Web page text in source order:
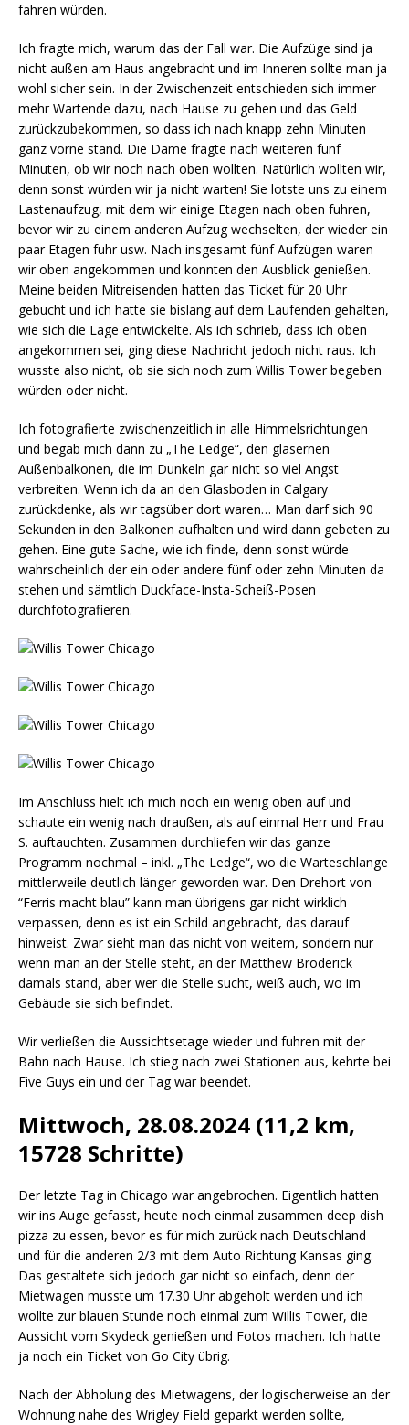
fahren würden.
Ich fragte mich, warum das der Fall war. Die Aufzüge sind ja
nicht außen am Haus angebracht und im Inneren sollte man ja
wohl sicher sein. In der Zwischenzeit entschieden sich immer
mehr Wartende dazu, nach Hause zu gehen und das Geld
zurückzubekommen, so dass ich nach knapp zehn Minuten
ganz vorne stand. Die Dame fragte nach weiteren fünf
Minuten, ob wir noch nach oben wollten. Natürlich wollten wir,
denn sonst würden wir ja nicht warten! Sie lotste uns zu einem
Lastenaufzug, mit dem wir einige Etagen nach oben fuhren,
bevor wir zu einem anderen Aufzug wechselten, der wieder ein
paar Etagen fuhr usw. Nach insgesamt fünf Aufzügen waren
wir oben angekommen und konnten den Ausblick genießen.
Meine beiden Mitreisenden hatten das Ticket für 20 Uhr
gebucht und ich hatte sie bislang auf dem Laufenden gehalten,
wie sich die Lage entwickelte. Als ich schrieb, dass ich oben
angekommen sei, ging diese Nachricht jedoch nicht raus. Ich
wusste also nicht, ob sie sich noch zum Willis Tower begeben
würden oder nicht.
Ich fotografierte zwischenzeitlich in alle Himmelsrichtungen
und begab mich dann zu „The Ledge“, den gläsernen
Außenbalkonen, die im Dunkeln gar nicht so viel Angst
verbreiten. Wenn ich da an den Glasboden in Calgary
zurückdenke, als wir tagsüber dort waren… Man darf sich 90
Sekunden in den Balkonen aufhalten und wird dann gebeten zu
gehen. Eine gute Sache, wie ich finde, denn sonst würde
wahrscheinlich der ein oder andere fünf oder zehn Minuten da
stehen und sämtlich Duckface-Insta-Scheiß-Posen
durchfotografieren.
Im Anschluss hielt ich mich noch ein wenig oben auf und
schaute ein wenig nach draußen, als auf einmal Herr und Frau
S. auftauchten. Zusammen durchliefen wir das ganze
Programm nochmal – inkl. „The Ledge“, wo die Warteschlange
mittlerweile deutlich länger geworden war. Den Drehort von
“Ferris macht blau” kann man übrigens gar nicht wirklich
verpassen, denn es ist ein Schild angebracht, das darauf
hinweist. Zwar sieht man das nicht von weitem, sondern nur
wenn man an der Stelle steht, an der Matthew Broderick
damals stand, aber wer die Stelle sucht, weiß auch, wo im
Gebäude sie sich befindet.
Wir verließen die Aussichtsetage wieder und fuhren mit der
Bahn nach Hause. Ich stieg nach zwei Stationen aus, kehrte bei
Five Guys ein und der Tag war beendet.
Mittwoch, 28.08.2024 (11,2 km,
15728 Schritte)
Der letzte Tag in Chicago war angebrochen. Eigentlich hatten
wir ins Auge gefasst, heute noch einmal zusammen deep dish
pizza zu essen, bevor es für mich zurück nach Deutschland
und für die anderen 2/3 mit dem Auto Richtung Kansas ging.
Das gestaltete sich jedoch gar nicht so einfach, denn der
Mietwagen musste um 17.30 Uhr abgeholt werden und ich
wollte zur blauen Stunde noch einmal zum Willis Tower, die
Aussicht vom Skydeck genießen und Fotos machen. Ich hatte
ja noch ein Ticket von Go City übrig.
Nach der Abholung des Mietwagens, der logischerweise an der
Wohnung nahe des Wrigley Field geparkt werden sollte,